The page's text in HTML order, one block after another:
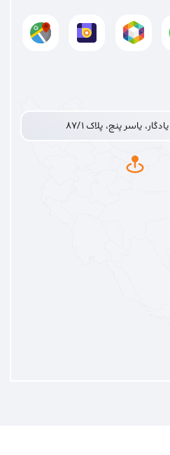
یاسر پنج، پلاک ۸۷/۱